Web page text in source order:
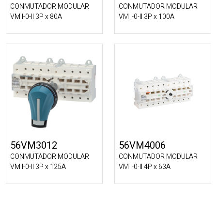
CONMUTADOR MODULAR
VM I-0-II 3P x 80A
CONMUTADOR MODULAR
VM I-0-II 3P x 100A
56VM3012
CONMUTADOR MODULAR
VM I-0-II 3P x 125A
56VM4006
CONMUTADOR MODULAR
VM I-0-II 4P x 63A